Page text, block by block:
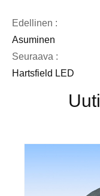
Edellinen :
Asuminen
Seuraava :
Hartsfield LED